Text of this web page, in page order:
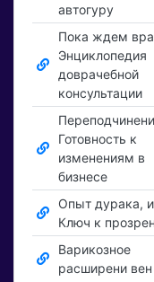
автогуру
Пока ждем
Энциклопедия
доврачебной
консультации
Готовность к
изменениям в
бизнесе
Опыт дурака,
Ключ к
Варикозное
расширени вен